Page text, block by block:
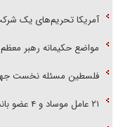
آمریکا تحریم‌های یک
مواضع حکیمانه رهبر
فلسطین مسئله نخست
۲۱ عامل موساد و ۴ عضو باند‌های مسلح بازداشت شدند